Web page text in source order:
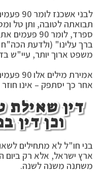
לבני
תבואתה לטובה, ותן טל
ספרד, לומר
ברך עלינו" (ולדעת
משפט ארוך יותר, עיי"ש
אחר כך יסתפק – אינו
דין שאילת
וכן דין
בני חו"ל לא מתחילים
ארץ ישראל, אלא רק ביום
משתנה משנה לשנה.